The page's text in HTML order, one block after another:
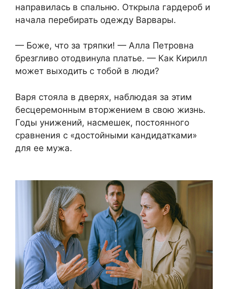
направилась в спальню. Открыла гардероб и
начала перебирать одежду Варвары.
— Боже, что за тряпки! — Алла Петровна
брезгливо отодвинула платье. — Как Кирилл
может выходить с тобой в люди?
Варя стояла в дверях, наблюдая за этим
бесцеремонным вторжением в свою жизнь.
Годы унижений, насмешек, постоянного
сравнения с «достойными кандидатками»
для ее мужа.